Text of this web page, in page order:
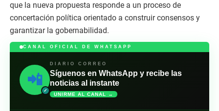
que la nueva propuesta responde a un proceso de
concertación política orientado a construir consensos y
garantizar la gobernabilidad.
CANAL OFICIAL DE WHATSAPP
📲
✓
DIARIO CORREO
Síguenos en WhatsApp y recibe las
noticias al instante
UNIRME AL CANAL →